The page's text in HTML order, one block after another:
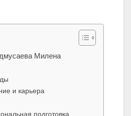
Милена
и карьера
подготовка